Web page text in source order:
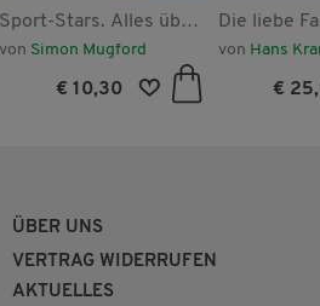
Sport-Stars. Alles über
Verstappen. Vom
Rennfahr-Talent zum
von Simon Mugford
€ 10,30
Die liebe
von Hans
€
ÜBER UNS
VERTRAG WIDERRUFEN
AKTUELLES